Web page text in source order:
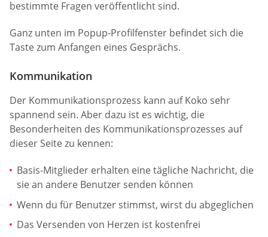
bestimmte Fragen veröffentlicht sind.
Ganz unten im Popup-Profilfenster befindet sich die
Taste zum Anfangen eines Gesprächs.
Kommunikation
Der Kommunikationsprozess kann auf Koko sehr
spannend sein. Aber dazu ist es wichtig, die
Besonderheiten des Kommunikationsprozesses auf
dieser Seite zu kennen:
Basis-Mitglieder erhalten eine tägliche Nachricht, die
sie an andere Benutzer senden können
Wenn du für Benutzer stimmst, wirst du abgeglichen
Das Versenden von Herzen ist kostenfrei